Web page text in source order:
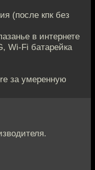
(после кпк без
в интернете
Wi-Fi батарейка
за умеренную